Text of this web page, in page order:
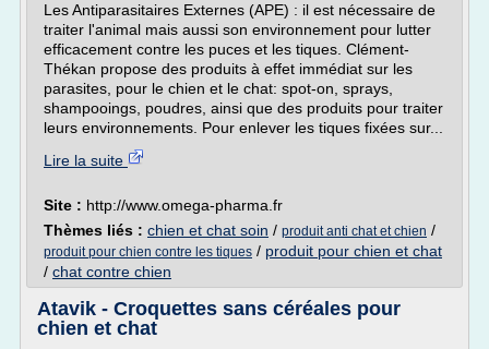
Les Antiparasitaires Externes (APE) : il est nécessaire de
traiter l'animal mais aussi son environnement pour lutter
efficacement contre les puces et les tiques. Clément-
Thékan propose des produits à effet immédiat sur les
parasites, pour le chien et le chat: spot-on, sprays,
shampooings, poudres, ainsi que des produits pour traiter
leurs environnements. Pour enlever les tiques fixées sur...
Lire la suite
Site : http://www.omega-pharma.fr
Thèmes liés : chien et chat soin / produit anti chat et chien /
produit pour chien contre les tiques / produit pour chien et chat
/ chat contre chien
Atavik - Croquettes sans céréales pour
chien et chat